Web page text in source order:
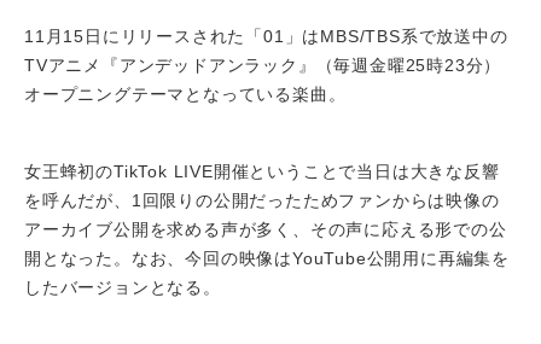
11月15日にリリースされた「01」はMBS/TBS系で放送中の
TVアニメ『アンデッドアンラック』（毎週金曜25時23分）
オープニングテーマとなっている楽曲。
女王蜂初のTikTok LIVE開催ということで当日は大きな反響
を呼んだが、1回限りの公開だったためファンからは映像の
アーカイブ公開を求める声が多く、その声に応える形での公
開となった。なお、今回の映像はYouTube公開用に再編集を
したバージョンとなる。